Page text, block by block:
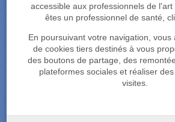
accessible aux professionnels de
êtes un professionnel de santé,
En poursuivant votre navigation, vous
de cookies tiers destinés à vous
des boutons de partage, des
plateformes sociales et réaliser
visites.